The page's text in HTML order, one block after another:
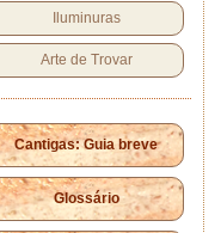
Iluminuras
Arte de Trovar
Cantigas: Guia breve
Glossário